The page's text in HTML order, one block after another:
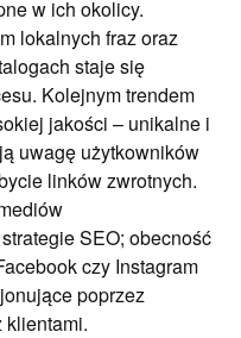
w ich okolicy.
lokalnych fraz oraz
staje się
Kolejnym trendem
jakości – unikalne i
uwagę użytkowników
linków zwrotnych.
SEO; obecność
czy Instagram
poprzez
klientami.